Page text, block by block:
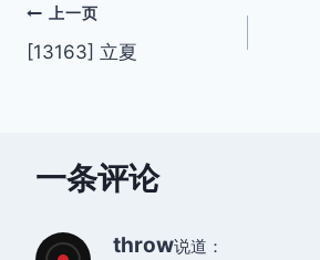
文
章
上一页
[13163] 立夏
一条评论
throw说道：